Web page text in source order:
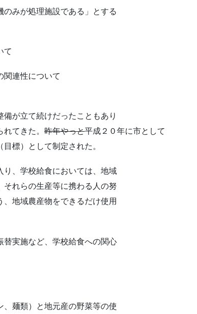
のみが処理施設である」とする
て
関連性について
が立て続けだったこともあり
てきた。 昨年やっと平成２０年に市として
標）として制定された。
、学校給食においては、地域
れらの生産等に携わる人の努
地域農産物をできるだけ使用
実施など、学校給食への関心
、麺類）と地元産の野菜等の使